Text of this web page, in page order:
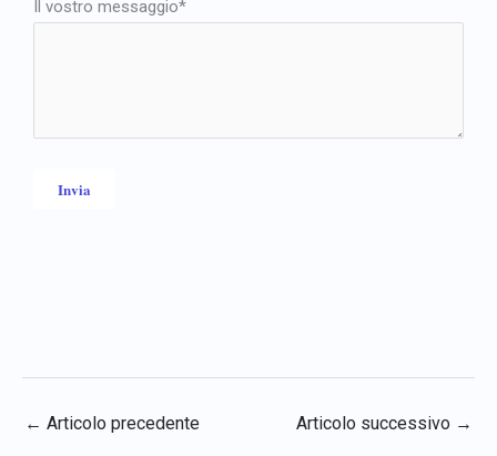
Il vostro messaggio*
← Articolo precedente Articolo successivo →